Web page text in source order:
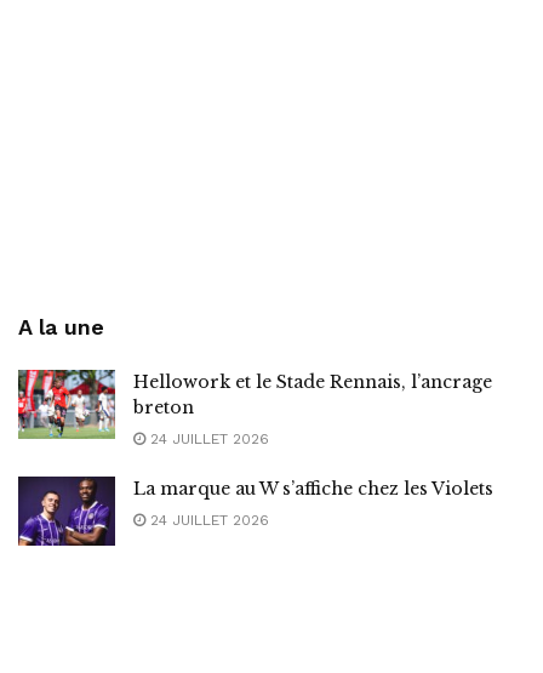
A la une
Hellowork et le Stade Rennais, l’ancrage
breton
24 JUILLET 2026
La marque au W s’affiche chez les Violets
24 JUILLET 2026